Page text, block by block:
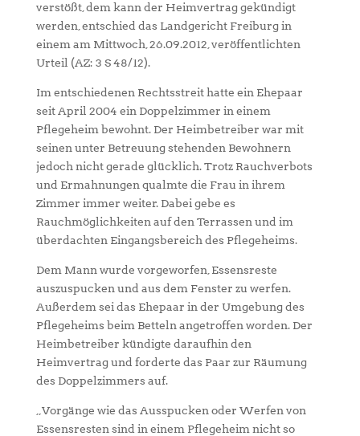
verstößt, dem kann der Heimvertrag gekündigt
werden, entschied das Landgericht Freiburg in
einem am Mittwoch, 26.09.2012, veröffentlichten
Urteil (AZ: 3 S 48/12).
Im entschiedenen Rechtsstreit hatte ein Ehepaar
seit April 2004 ein Doppelzimmer in einem
Pflegeheim bewohnt. Der Heimbetreiber war mit
seinen unter Betreuung stehenden Bewohnern
jedoch nicht gerade glücklich. Trotz Rauchverbots
und Ermahnungen qualmte die Frau in ihrem
Zimmer immer weiter. Dabei gebe es
Rauchmöglichkeiten auf den Terrassen und im
überdachten Eingangsbereich des Pflegeheims.
Dem Mann wurde vorgeworfen, Essensreste
auszuspucken und aus dem Fenster zu werfen.
Außerdem sei das Ehepaar in der Umgebung des
Pflegeheims beim Betteln angetroffen worden. Der
Heimbetreiber kündigte daraufhin den
Heimvertrag und forderte das Paar zur Räumung
des Doppelzimmers auf.
„Vorgänge wie das Ausspucken oder Werfen von
Essensresten sind in einem Pflegeheim nicht so